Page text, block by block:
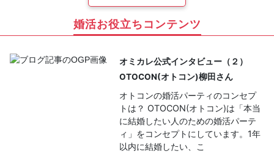
婚活お役立ちコンテンツ
オミカレ公式インタビュー（２）
OTOCON(オトコン)柳田さん
オトコンの婚活パーティのコンセプ
トは？ OTOCON(オトコン)は「本当
に結婚したい人のための婚活パーテ
ィ」をコンセプトにしています。1年
以内に結婚したい、こ